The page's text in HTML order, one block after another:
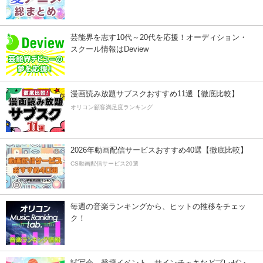
芸能界を志す10代～20代を応援！オーディション・
スクール情報はDeview
漫画読み放題サブスクおすすめ11選【徹底比較】
オリコン顧客満足度ランキング
2026年動画配信サービスおすすめ40選【徹底比較】
CS動画配信サービス20選
毎週の音楽ランキングから、ヒットの推移をチェッ
ク！